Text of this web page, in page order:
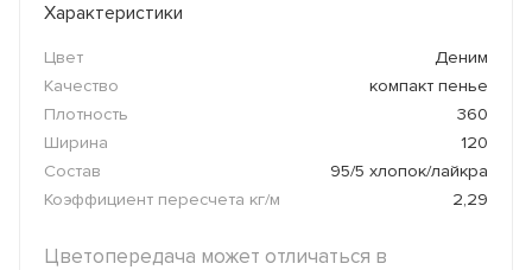
Характеристики
Цвет
Деним
Качество
компакт пенье
Плотность
360
Ширина
120
Состав
95/5 хлопок/лайкра
Коэффициент пересчета кг/м
2,29
Цветопередача может отличаться в